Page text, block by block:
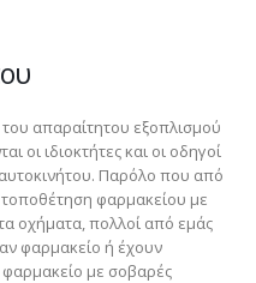
απαραίτητου εξοπλισμού
οι ιδιοκτήτες και οι οδηγοί
Παρόλο που από
φαρμακείου με
οχήματα, πολλοί από εμάς
φαρμακείο ή έχουν
με σοβαρές